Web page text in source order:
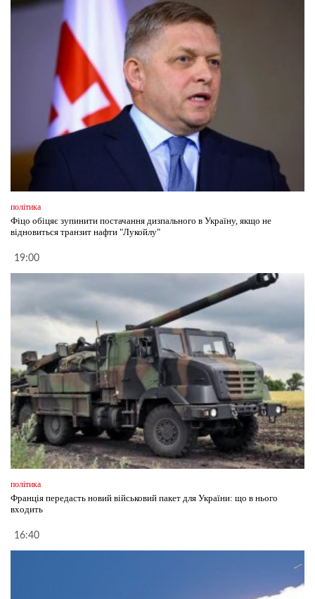
політика
Фіцо обіцяє зупинити постачання дизпального в Україну, якщо не
відновиться транзит нафти "Лукойлу"
19:00
політика
Франція передасть новий військовий пакет для України: що в нього
входить
16:40